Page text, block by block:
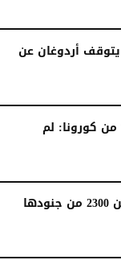
أردوغان عن
كورونا: لم
أرمينيا تعلن مقتل أكثر من 2300 من جنودها